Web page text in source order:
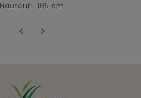
Hauteur : 105 cm
 